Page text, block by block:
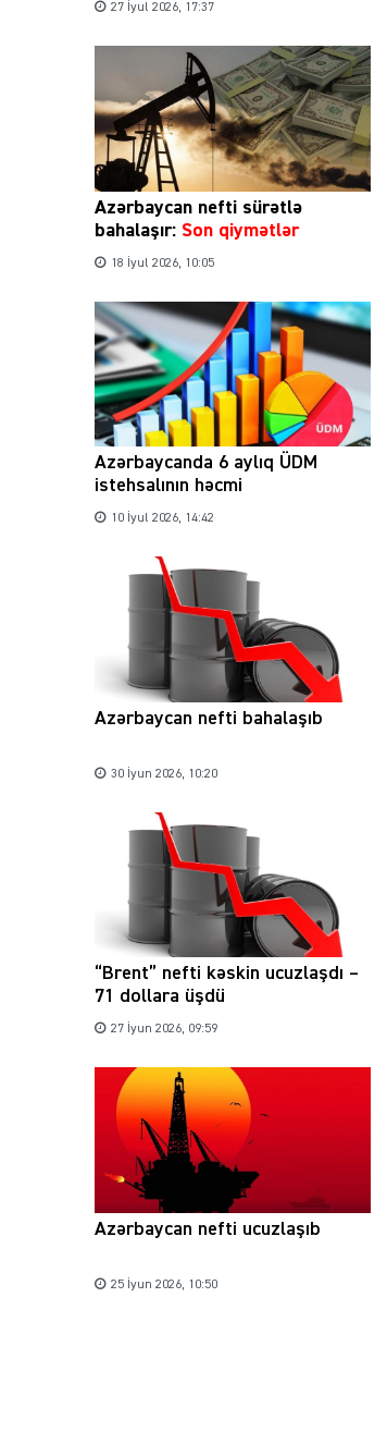
27 İyul 2026, 17:37
Azərbaycan nefti sürətlə
bahalaşır: Son qiymətlər
18 İyul 2026, 10:05
Azərbaycanda 6 aylıq ÜDM
istehsalının həcmi
10 İyul 2026, 14:42
Azərbaycan nefti bahalaşıb
30 İyun 2026, 10:20
“Brent” nefti kəskin ucuzlaşdı –
71 dollara üşdü
27 İyun 2026, 09:59
Azərbaycan nefti ucuzlaşıb
25 İyun 2026, 10:50